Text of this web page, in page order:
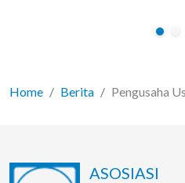
Home Berita Pengusaha
ASOSIASI